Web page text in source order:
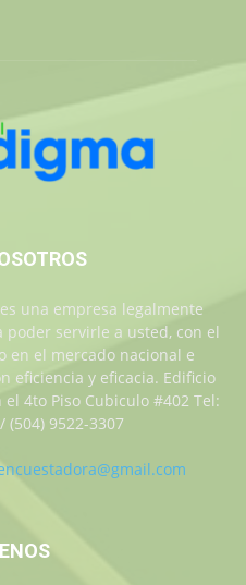
una empresa legalmente
servirle a usted, con el
en el mercado nacional e
eficiencia y eficacia. Edificio
4to Piso Cubiculo #402 Tel:
(504) 9522-3307